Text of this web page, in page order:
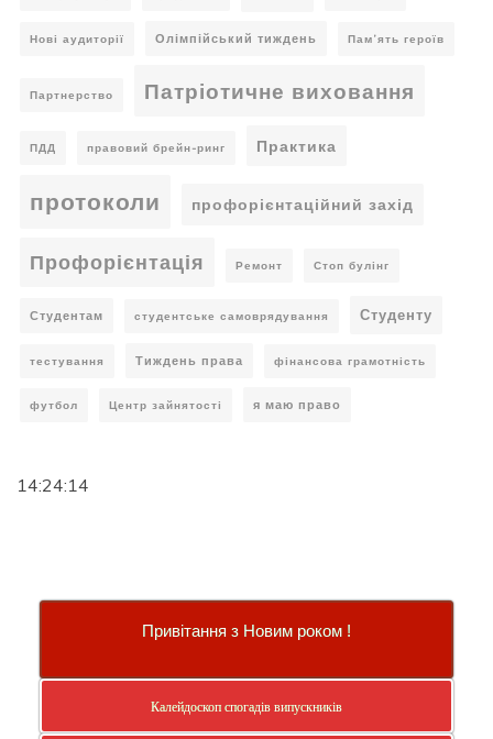
Нові аудиторії Олімпійський тиждень Пам’ять героїв
Партнерство Патріотичне виховання
ПДД правовий брейн-ринг Практика
протоколи профорієнтаційний захід
Профорієнтація Ремонт Стоп булінг
Студентам студентське самоврядування Студенту
тестування Тиждень права фінансова грамотність
футбол Центр зайнятості я маю право
14:24:14
Привітання з Новим роком !
Калейдоскоп спогадів випускників